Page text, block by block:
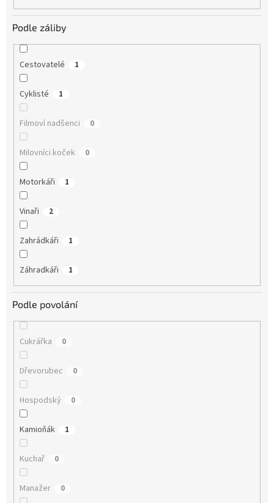
Podle záliby
Cestovatelé 1
Cyklisté 1
Filmoví nadšenci 0
Milovníci koček 0
Motorkáři 1
Vinaři 2
Zahrádkáři 1
Záhradkáři 1
Podle povolání
Cukrářka 0
Dřevorubec 0
Hospodský 0
Kamioňák 1
Kuchař 0
Manažer 0